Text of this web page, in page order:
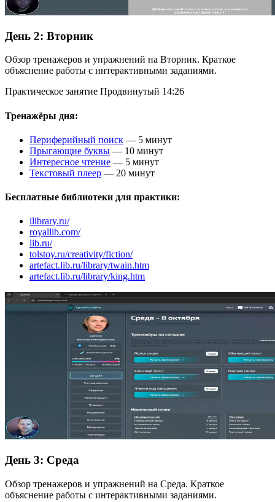
День 2: Вторник
Обзор тренажеров и упражнений на Вторник. Краткое
объяснение работы с интерактивными заданиями.
Практическое занятие Продвинутый 14:26
Тренажёры дня:
Периферийный поиск — 5 минут
Прыгающие буквы — 10 минут
Интересное чтение — 5 минут
Текстовый плеер — 20 минут
Бесплатные библиотеки для практики:
ilibrary.ru/
royallib.com/
lib.ru/
tolstoy.ru/creativity/fiction/
artefact.lib.ru/library/twain.htm
artefact.lib.ru/library/king.htm
День 3: Среда
Обзор тренажеров и упражнений на Среда. Краткое
объяснение работы с интерактивными заданиями.